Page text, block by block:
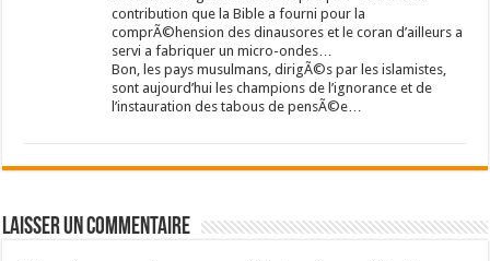
contribution que la Bible a fourni pour la
comprÃ©hension des dinausores et le coran d’ailleurs a
servi a fabriquer un micro-ondes…
Bon, les pays musulmans, dirigÃ©s par les islamistes,
sont aujourd’hui les champions de l’ignorance et de
l’instauration des tabous de pensÃ©e…
Laisser un commentaire